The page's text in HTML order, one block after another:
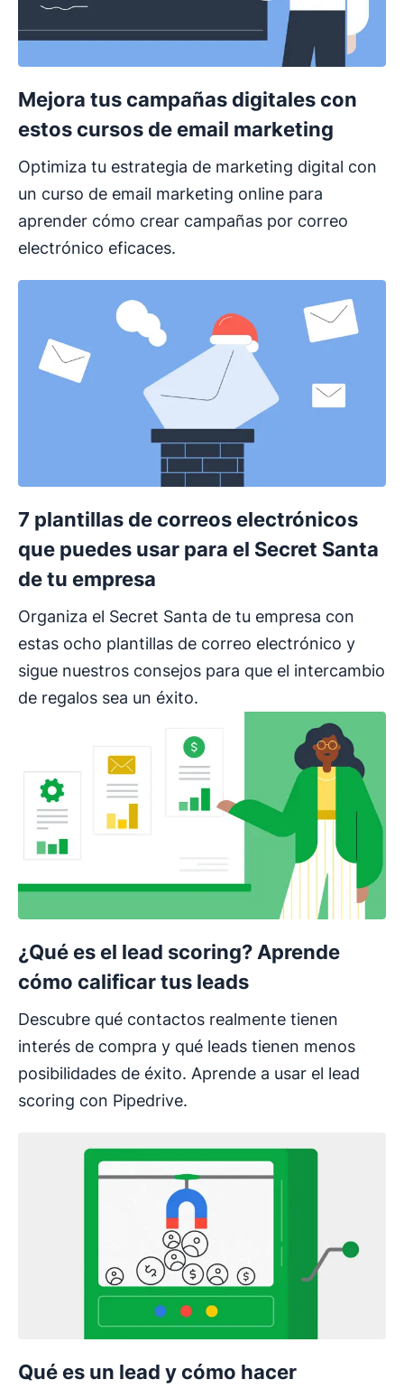
Mejora tus campañas digitales con
estos cursos de email marketing
Optimiza tu estrategia de marketing digital con
un curso de email marketing online para
aprender cómo crear campañas por correo
electrónico eficaces.
7 plantillas de correos electrónicos
que puedes usar para el Secret Santa
de tu empresa
Organiza el Secret Santa de tu empresa con
estas ocho plantillas de correo electrónico y
sigue nuestros consejos para que el intercambio
de regalos sea un éxito.
¿Qué es el lead scoring? Aprende
cómo calificar tus leads
Descubre qué contactos realmente tienen
interés de compra y qué leads tienen menos
posibilidades de éxito. Aprende a usar el lead
scoring con Pipedrive.
Qué es un lead y cómo hacer